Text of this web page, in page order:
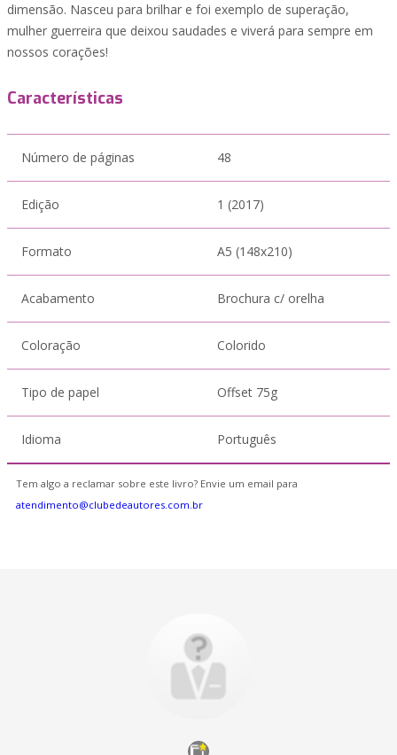
dimensão. Nasceu para brilhar e foi exemplo de superação,
mulher guerreira que deixou saudades e viverá para sempre em
nossos corações!
Características
Número de páginas 48
Edição 1 (2017)
Formato A5 (148x210)
Acabamento Brochura c/ orelha
Coloração Colorido
Tipo de papel Offset 75g
Idioma Português
Tem algo a reclamar sobre este livro? Envie um email para
atendimento@clubedeautores.com.br